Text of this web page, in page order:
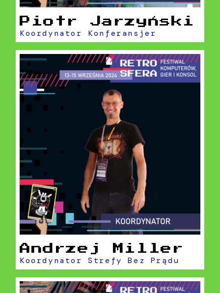
Piotr Jarzyński
Koordynator Konferansjer
Andrzej Miller
Koordynator Strefy Bez Prądu